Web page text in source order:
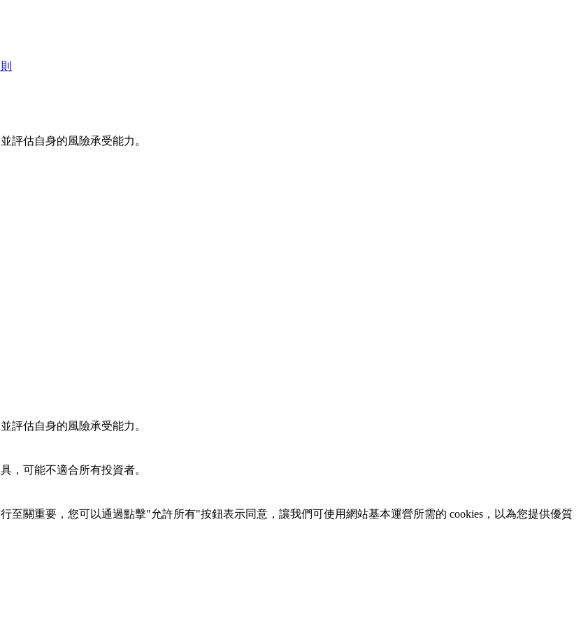
評估自身的風險承受能力。
評估自身的風險承受能力。
，可能不適合所有投資者。
至關重要，您可以通過點擊"允許所有"按鈕表示同意，讓我們可使用網站基本運營所需的 cookies，以為您提供優質